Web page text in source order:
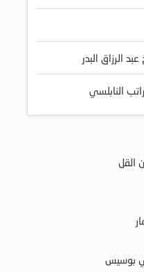
الرزاق البدر
النابلسي
القل
بوسيس